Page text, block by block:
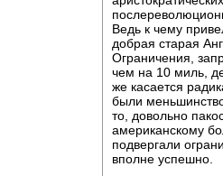
Ведь к чему
добрая старая
Ограничения,
чем на 10 миль,
же касается
были
то, довольно
американскому
подвергали
вполне успешно.